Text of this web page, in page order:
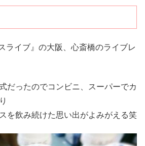
ライブ』の大阪、心斎橋のライブレ
だったのでコンビニ、スーパーでカ
を飲み続けた思い出がよみがえる笑